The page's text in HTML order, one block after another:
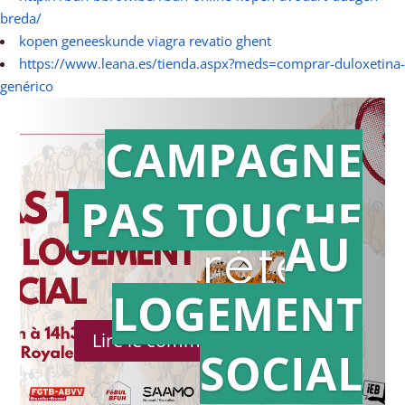
breda/
kopen geneeskunde viagra revatio ghent
https://www.leana.es/tienda.aspx?meds=comprar-duloxetina-
genérico
Action en
référé
Lire le communiqué de presse
CAMPAGNE
PAS TOUCHE
AU
LOGEMENT
SOCIAL